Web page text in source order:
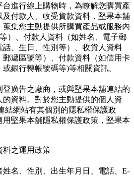
進行線上購物時，為瞭解您購買產
付款人、收受貨款資料，堅果本舖
集您主動提供所購買產品或服務內
）、付款人資料（如姓名、電子郵
、生日、性別等）、收貨人資料
郵遞區號等）、付款資料（如信用卡
銀行轉帳號碼等)等相關資訊。
廣告之廠商，或與堅果本舖連結的
資料。對於您主動提供的個人資
結網站有其個別的隱私權保護政
堅果本舖隱私權保護政策，堅果本
料之運用政策
名、性別、出生年月日、電話、E-